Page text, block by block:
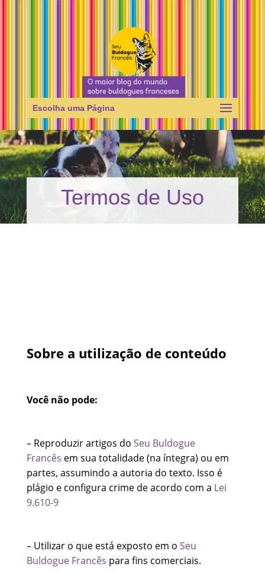
Escolha uma Página
Termos de Uso
Sobre a utilização de conteúdo
Você não pode:
– Reproduzir artigos do Seu Buldogue
Francês em sua totalidade (na íntegra) ou em
partes, assumindo a autoria do texto. Isso é
plágio e configura crime de acordo com a Lei
9.610-9
– Utilizar o que está exposto em o Seu
Buldogue Francês para fins comerciais.